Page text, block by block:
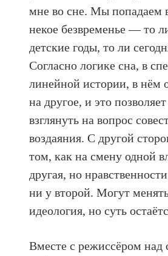
мне во сне. Мы попадаем
некое безвременье — то
детские годы, то ли
Согласно логике сна, в
линейной истории, в нём
на другое, и это
взглянуть на вопрос
воздаяния. С другой
том, как на смену одной
другая, но
ни у второй. Могут
идеология, но суть
Вместе с режиссёром над